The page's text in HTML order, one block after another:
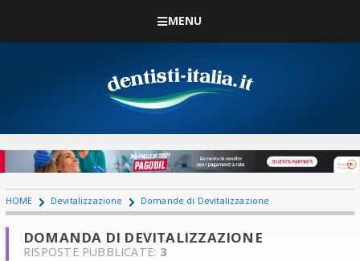
MENU
HOME Devitalizzazione Domande di Devitalizzazione
DOMANDA DI DEVITALIZZAZIONE
RISPOSTE PUBBLICATE: 3